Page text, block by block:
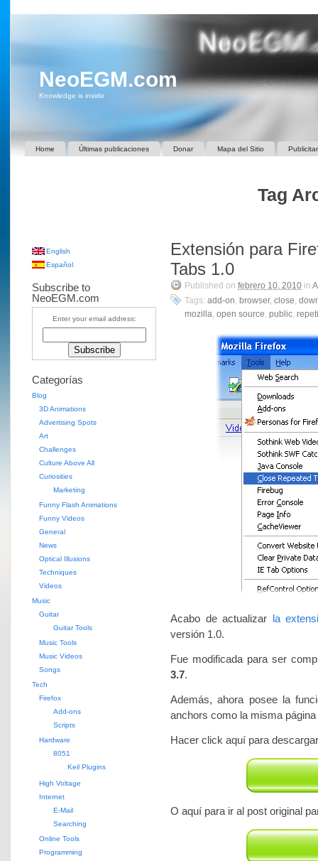
NeoEGM.com
Knowledge is inside
Home Últimas publicaciones Donar Mapa del Sitio
Tag
Extensión para
Tabs 1.0
Published on febrero 10, 2010 in
Tags: add-on, browser, close,
mozilla, open source, public,
Acabo de actualizar la
versión 1.0.
Fue modificada para ser
3.7.
Además, ahora posee la
anchors como la misma página
Hacer click aquí para
O aquí para ir al post original
English
Español
Subscribe to
NeoEGM.com
Enter your email address:
Categorías
Blog
3D Animations
Advertising Spots
Art
Challenges
Culture Above All
Curiosities
Marketing
Funny Flash Animations
Funny Videos
General
News
Optical Illusions
Techniques
Videos
Music
Guitar
Guitar Tools
Music Tools
Music Videos
Songs
Tech
Firefox
Add-ons
Scripts
Hardware
8051
Keil Plugins
High Voltage
Internet
E-Mail
Searching
Online Tools
Programming